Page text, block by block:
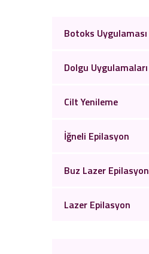
Botoks Uygulaması
Dolgu Uygulamaları
Cilt Yenileme
İğneli Epilasyon
Buz Lazer Epilasyon
Lazer Epilasyon